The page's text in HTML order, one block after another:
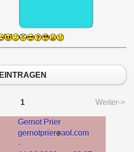
EINTRAGEN
1 Weiter->
Gernot Prier
gernotprier aol.com
-